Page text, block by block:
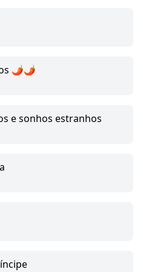
🌶🌶
e sonhos estranhos